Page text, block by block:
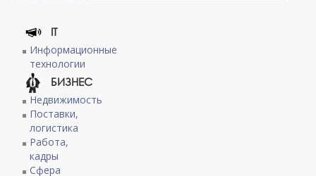
IT
Информационные
технологии
БИЗНЕС
Недвижимость
Поставки,
логистика
Работа,
кадры
Сфера